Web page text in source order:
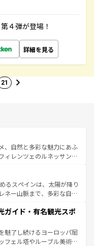
４弾が登場！
詳細を見る
21
、自然と多彩な魅力にあふ
ィレンツェのルネッサンス
景やアマルフィ海岸の絶
。観光の合間には、本場の
リア料理を堪能することも
られない旅をしてみよう！
るスペインは、太陽が降り
ネー山脈まで、多彩な自然
的なフラメンコ、熱気あふ
が生活の一部となってい
た雰囲気や、バルセロナの
では古代ローマ遺跡や中世
ガイド・有名観光スポ
魅了し続けるヨーロッパ屈
フェル塔やルーブル美術館